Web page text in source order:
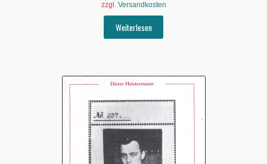
zzgl. Versandkosten
Weiterlesen